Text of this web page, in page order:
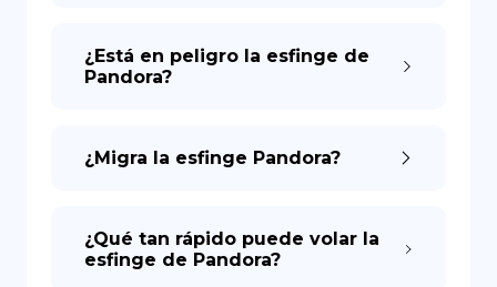
¿Está en peligro la esfinge de
Pandora?
¿Migra la esfinge Pandora?
¿Qué tan rápido puede volar la
esfinge de Pandora?